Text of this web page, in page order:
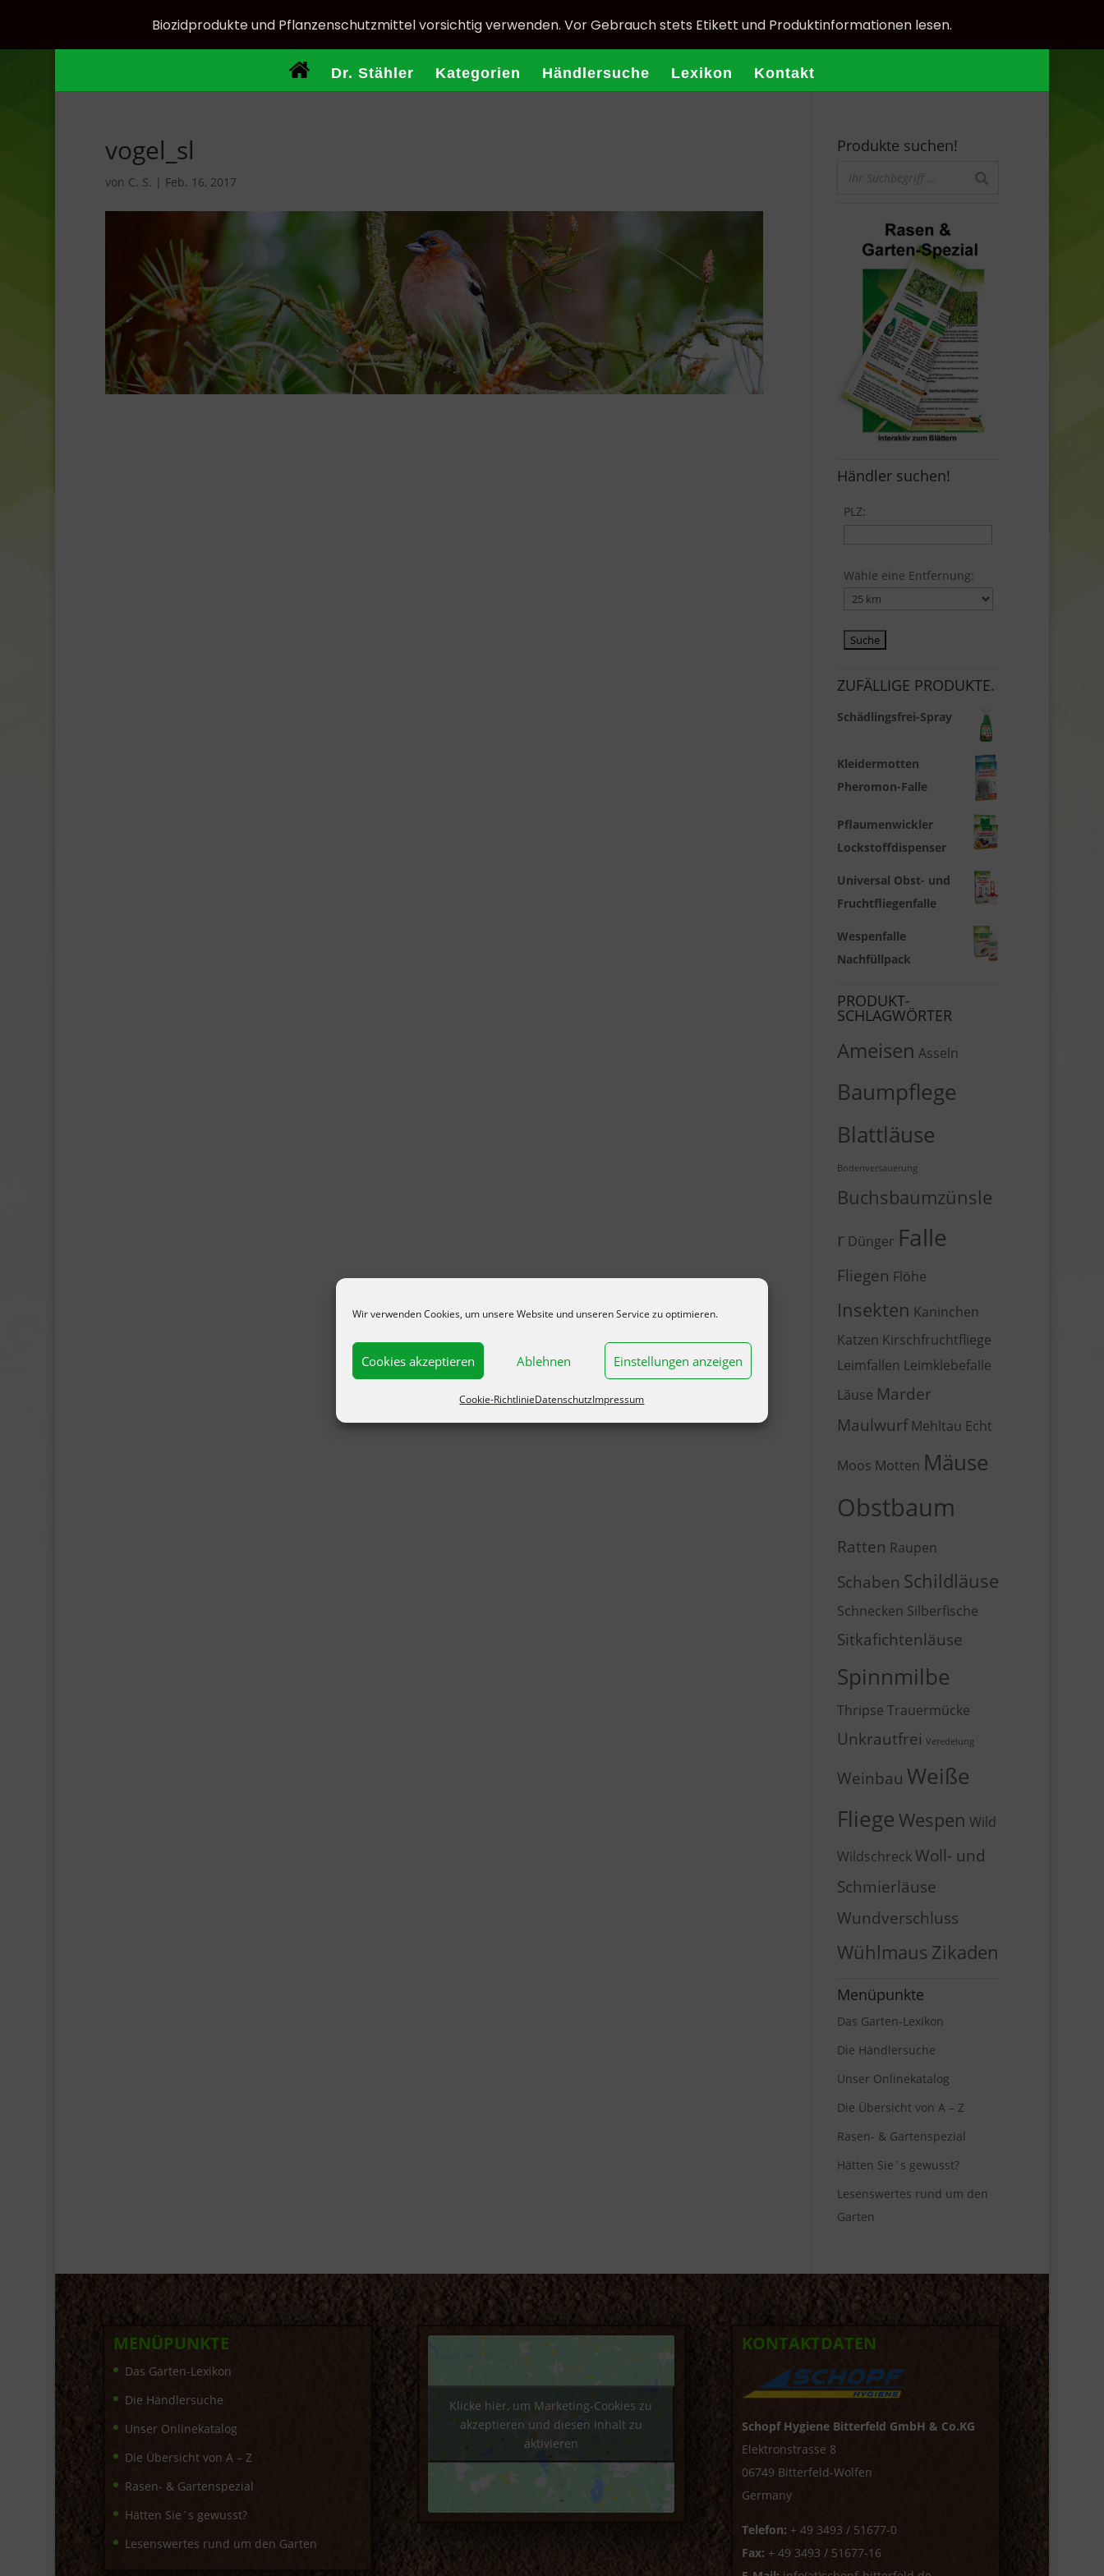
Wir verwenden Cookies, um unsere Website und unseren Service zu optimieren.
Cookies akzeptieren Ablehnen Einstellungen anzeigen
Cookie-RichtlinieDatenschutzImpressum
Dr. Stähler Kategorien Händlersuche Lexikon Kontakt
vogel_sl
von C. S. | Feb. 16, 2017
Produkte suchen!
Händler suchen!
PLZ:
Wähle eine Entfernung:
ZUFÄLLIGE PRODUKTE.
Schädlingsfrei-Spray
Kleidermotten
Pheromon-Falle
Pflaumenwickler
Lockstoffdispenser
Universal Obst- und
Fruchtfliegenfalle
Wespenfalle
Nachfüllpack
PRODUKT-
SCHLAGWÖRTER
Ameisen Asseln
Baumpflege
Blattläuse
Bodenversauerung
Buchsbaumzünsle
r Dünger Falle
Fliegen Flöhe
Insekten Kaninchen
Katzen Kirschfruchtfliege
Leimfallen Leimklebefalle
Läuse Marder
Maulwurf Mehltau Echt
Moos Motten Mäuse
Obstbaum
Ratten Raupen
Schaben Schildläuse
Schnecken Silberfische
Sitkafichtenläuse
Spinnmilbe
Thripse Trauermücke
Unkrautfrei Veredelung
Weinbau Weiße
Fliege Wespen Wild
WildschreckWoll- und
Schmierläuse
Wundverschluss
Wühlmaus Zikaden
Menüpunkte
Das Garten-Lexikon
Die Händlersuche
Unser Onlinekatalog
Die Übersicht von A – Z
Rasen- & Gartenspezial
Hätten Sie´s gewusst?
Lesenswertes rund um den
Garten
MENÜPUNKTE
Das Garten-Lexikon
Die Händlersuche
Unser Onlinekatalog
Die Übersicht von A – Z
Rasen- & Gartenspezial
Hätten Sie´s gewusst?
Lesenswertes rund um den Garten
Klicke hier, um Marketing-Cookies zu
akzeptieren und diesen Inhalt zu
aktivieren
KONTAKTDATEN
Schopf Hygiene Bitterfeld GmbH & Co.KG
Elektronstrasse 8
06749 Bitterfeld-Wolfen
Germany
Telefon: + 49 3493 / 51677-0
Fax: + 49 3493 / 51677-16
Biozidprodukte und Pflanzenschutzmittel vorsichtig verwenden. Vor Gebrauch stets Etikett und Produktinformationen lesen.